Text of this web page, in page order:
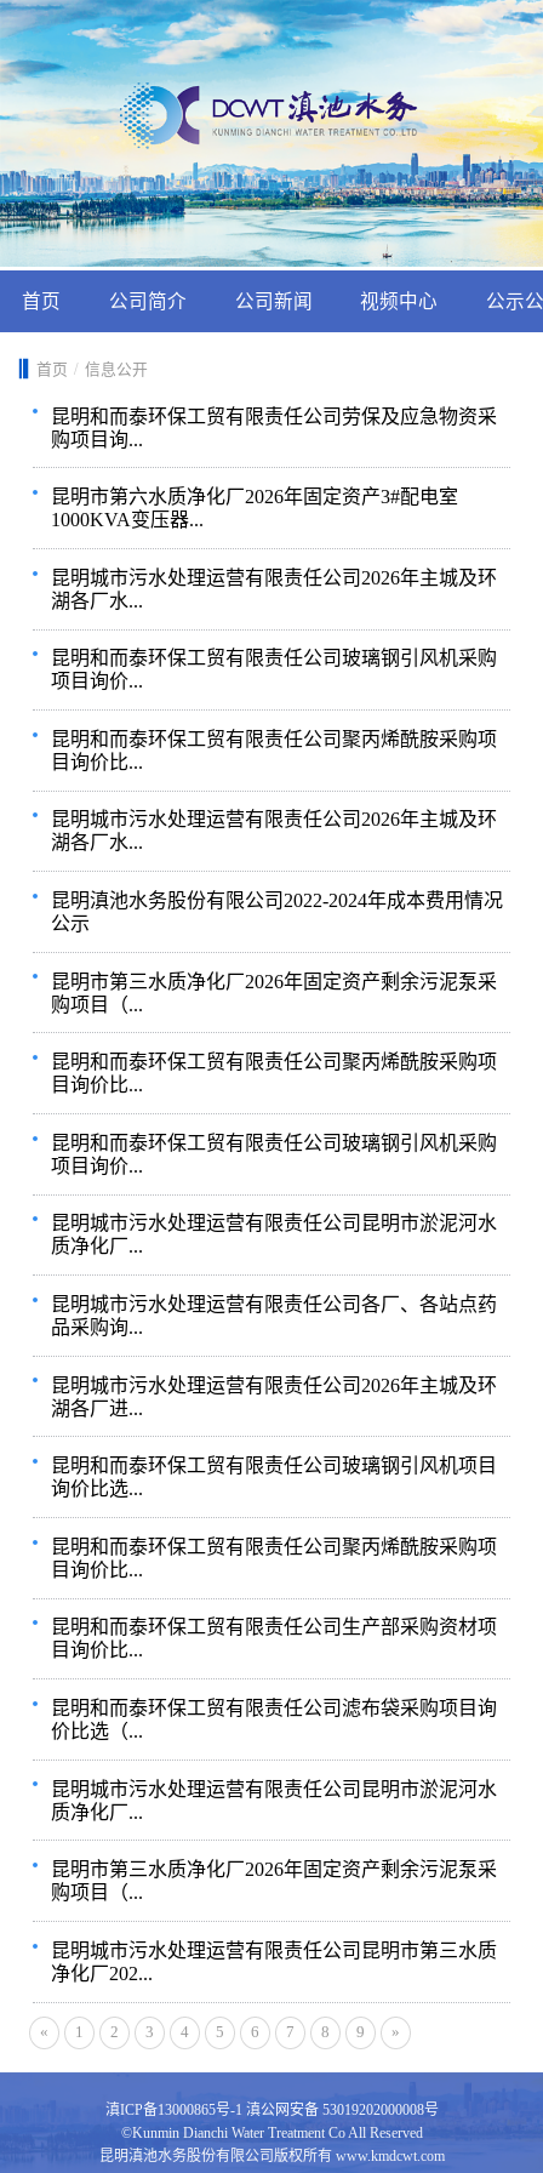
首页 公司简介 公司新闻 视频中心 公示
首页 / 信息公开
昆明和而泰环保工贸有限责任公司劳保及应急物资采
购项目询...
昆明市第六水质净化厂2026年固定资产3#配电室
1000KVA变压器...
昆明城市污水处理运营有限责任公司2026年主城及环
湖各厂水...
昆明和而泰环保工贸有限责任公司玻璃钢引风机采购
项目询价...
昆明和而泰环保工贸有限责任公司聚丙烯酰胺采购项
目询价比...
昆明城市污水处理运营有限责任公司2026年主城及环
湖各厂水...
昆明滇池水务股份有限公司2022-2024年成本费用情况
公示
昆明市第三水质净化厂2026年固定资产剩余污泥泵采
购项目（...
昆明和而泰环保工贸有限责任公司聚丙烯酰胺采购项
目询价比...
昆明和而泰环保工贸有限责任公司玻璃钢引风机采购
项目询价...
昆明城市污水处理运营有限责任公司昆明市淤泥河水
质净化厂...
昆明城市污水处理运营有限责任公司各厂、各站点药
品采购询...
昆明城市污水处理运营有限责任公司2026年主城及环
湖各厂进...
昆明和而泰环保工贸有限责任公司玻璃钢引风机项目
询价比选...
昆明和而泰环保工贸有限责任公司聚丙烯酰胺采购项
目询价比...
昆明和而泰环保工贸有限责任公司生产部采购资材项
目询价比...
昆明和而泰环保工贸有限责任公司滤布袋采购项目询
价比选（...
昆明城市污水处理运营有限责任公司昆明市淤泥河水
质净化厂...
昆明市第三水质净化厂2026年固定资产剩余污泥泵采
购项目（...
昆明城市污水处理运营有限责任公司昆明市第三水质
净化厂202...
« 1 2 3 4 5 6 7 8 9 »
滇ICP备13000865号-1 滇公网安备 53019202000008号
©Kunmin Dianchi Water Treatment Co All Reserved
昆明滇池水务股份有限公司版权所有 www.kmdcwt.com